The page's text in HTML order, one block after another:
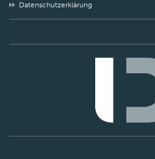
Datenschutzerklärung